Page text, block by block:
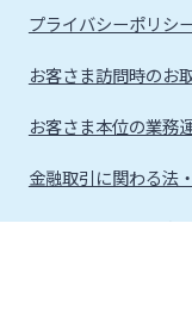
プライバシーポリシ
お客さま訪問時のお
お客さま本位の業務
金融取引に関わる法
金融取引に関わる方